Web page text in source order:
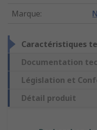
Marque:
Caractéristiques
Documentation
Législation et
Détail produit